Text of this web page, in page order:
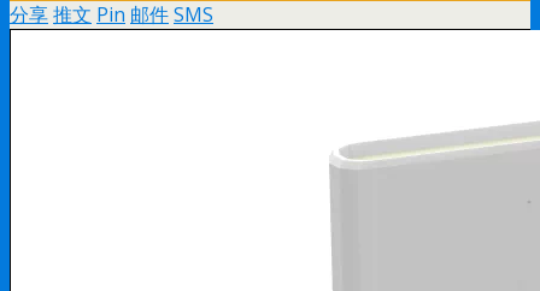
分享推文 Pin 邮件SMS